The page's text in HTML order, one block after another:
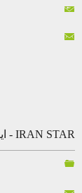
IRAN STAR - ایران استار